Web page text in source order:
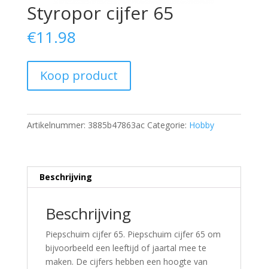
Styropor cijfer 65
€11.98
Koop product
Artikelnummer: 3885b47863ac Categorie: Hobby
Beschrijving
Beschrijving
Piepschuim cijfer 65. Piepschuim cijfer 65 om
bijvoorbeeld een leeftijd of jaartal mee te
maken. De cijfers hebben een hoogte van